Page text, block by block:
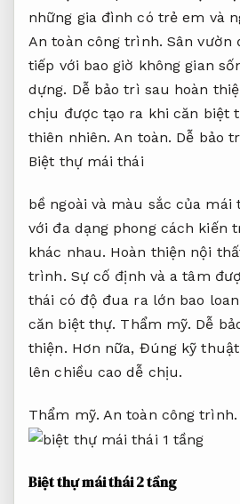
những gia đình có trẻ em và
An toàn công trình. Sân vườn
tiếp với bao giờ không gian
dựng. Dễ bảo trì sau hoàn
chịu được tạo ra khi căn biệt
thiên nhiên.An toàn. Dễ bảo
Biệt thự mái thái
bề ngoài và màu sắc của mái
với đa dạng phong cách kiến
khác nhau. Hoàn thiện nội
trình. Sự cố định và a tâm
thái có độ đua ra lớn bao
căn biệt thự. Thẩm mỹ. Dễ
thiện. Hơn nữa, Đúng kỹ
lên chiều cao dễ chịu.
Thẩm mỹ. An toàn công trình.
Biệt thự mái thái 2 tầng